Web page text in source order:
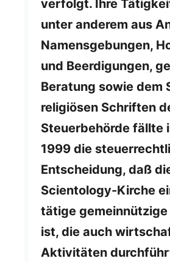
verfolgt. Ihre
unter anderem aus
Namensgebungen,
und Beerdigungen,
Beratung sowie dem
religiösen Schriften
Steuerbehörde fällte
1999 die
Entscheidung, daß
Scientology-Kirche
tätige gemeinnützige
ist, die auch
Aktivitäten